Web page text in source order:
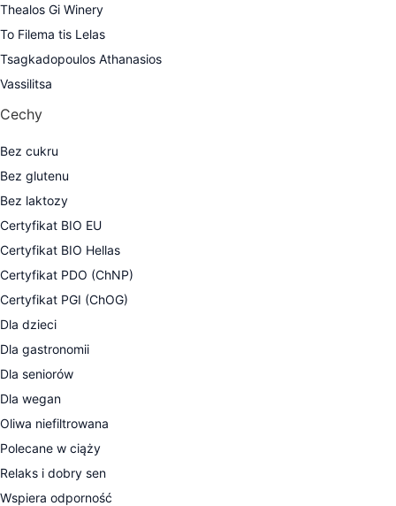
Thealos Gi Winery
To Filema tis Lelas
Tsagkadopoulos Athanasios
Vassilitsa
Cechy
Bez cukru
Bez glutenu
Bez laktozy
Certyfikat BIO EU
Certyfikat BIO Hellas
Certyfikat PDO (ChNP)
Certyfikat PGI (ChOG)
Dla dzieci
Dla gastronomii
Dla seniorów
Dla wegan
Oliwa niefiltrowana
Polecane w ciąży
Relaks i dobry sen
Wspiera odporność